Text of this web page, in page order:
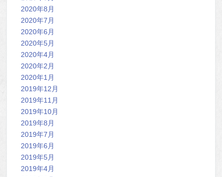
2020年8月
2020年7月
2020年6月
2020年5月
2020年4月
2020年2月
2020年1月
2019年12月
2019年11月
2019年10月
2019年8月
2019年7月
2019年6月
2019年5月
2019年4月